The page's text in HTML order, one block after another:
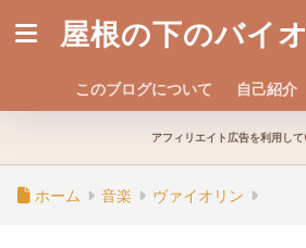
屋根の下のバイ
このブログについて 自己紹介
アフィリエイト広告を利用し
ホーム 音楽 ヴァイオリン